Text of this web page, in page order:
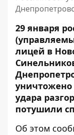
29 января
лицей в
уничтожено
удара
потушили
Об этом